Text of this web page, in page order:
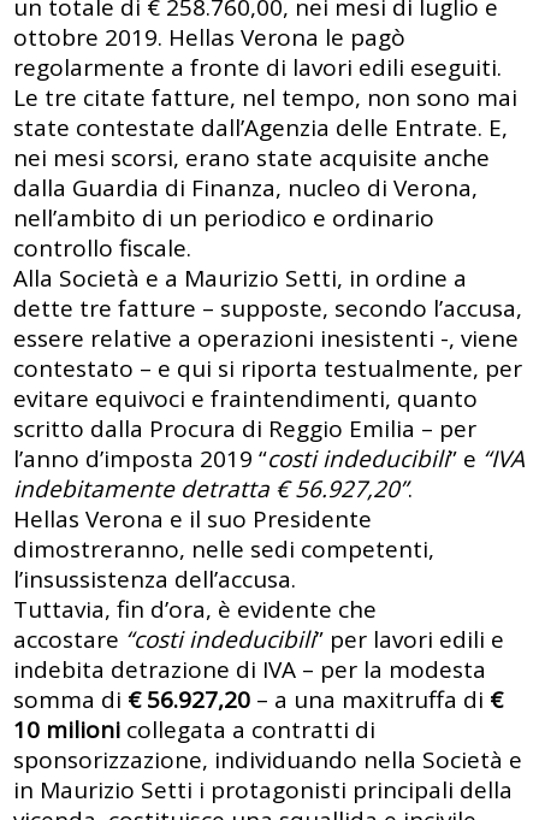
un totale di € 258.760,00, nei mesi di luglio e
ottobre 2019. Hellas Verona le pagò
regolarmente a fronte di lavori edili eseguiti.
Le tre citate fatture, nel tempo, non sono mai
state contestate dall’Agenzia delle Entrate. E,
nei mesi scorsi, erano state acquisite anche
dalla Guardia di Finanza, nucleo di Verona,
nell’ambito di un periodico e ordinario
controllo fiscale.
Alla Società e a Maurizio Setti, in ordine a
dette tre fatture – supposte, secondo l’accusa,
essere relative a operazioni inesistenti -, viene
contestato – e qui si riporta testualmente, per
evitare equivoci e fraintendimenti, quanto
scritto dalla Procura di Reggio Emilia – per
l’anno d’imposta 2019 “costi indeducibili” e “IVA
indebitamente detratta € 56.927,20”.
Hellas Verona e il suo Presidente
dimostreranno, nelle sedi competenti,
l’insussistenza dell’accusa.
Tuttavia, fin d’ora, è evidente che
accostare “costi indeducibili” per lavori edili e
indebita detrazione di IVA – per la modesta
somma di € 56.927,20 – a una maxitruffa di €
10 milioni collegata a contratti di
sponsorizzazione, individuando nella Società e
in Maurizio Setti i protagonisti principali della